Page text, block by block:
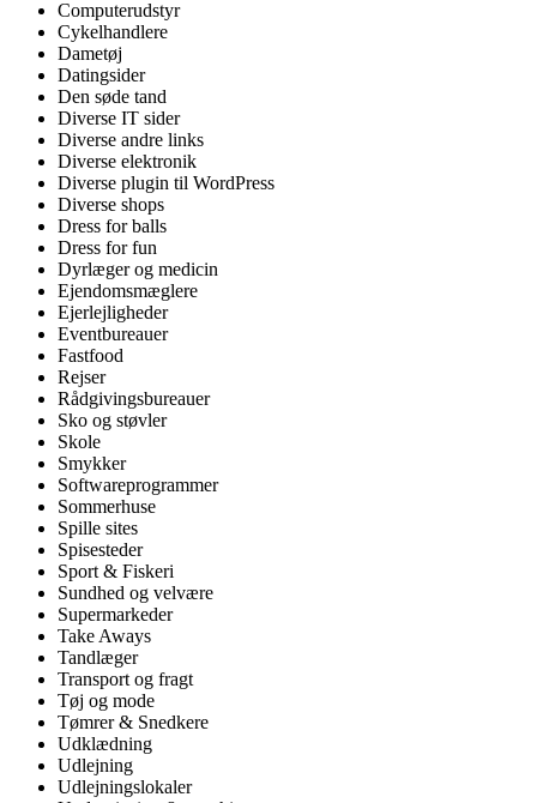
Computerudstyr
Cykelhandlere
Dametøj
Datingsider
Den søde tand
Diverse IT sider
Diverse andre links
Diverse elektronik
Diverse plugin til WordPress
Diverse shops
Dress for balls
Dress for fun
Dyrlæger og medicin
Ejendomsmæglere
Ejerlejligheder
Eventbureauer
Fastfood
Rejser
Rådgivingsbureauer
Sko og støvler
Skole
Smykker
Softwareprogrammer
Sommerhuse
Spille sites
Spisesteder
Sport & Fiskeri
Sundhed og velvære
Supermarkeder
Take Aways
Tandlæger
Transport og fragt
Tøj og mode
Tømrer & Snedkere
Udklædning
Udlejning
Udlejningslokaler